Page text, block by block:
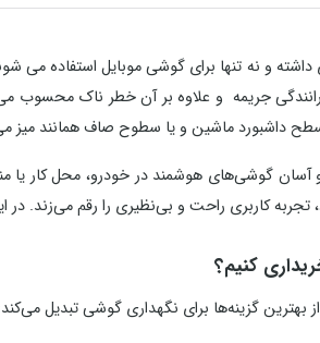
داشبورد ماشین و یا سطوح صاف همانند میز
و آسان گوشی‌های هوشمند در خودرو، محل کار
کاربری راحت و بی‌نظیری را رقم می‌زند. در
بهترین گزینه‌ها برای نگهداری گوشی تبدیل